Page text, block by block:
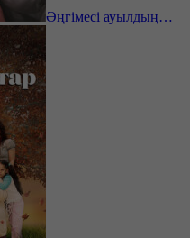
Әңгімесі ауылдың…